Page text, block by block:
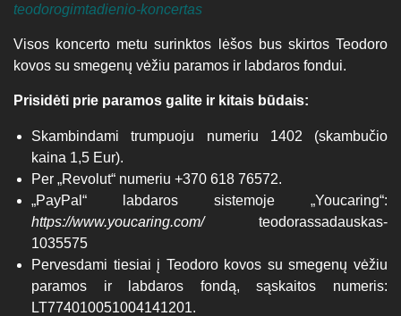
teodorogimtadienio-koncertas
Visos koncerto metu surinktos lėšos bus skirtos Teodoro
kovos su smegenų vėžiu paramos ir labdaros fondui.
Prisidėti prie paramos galite ir kitais būdais:
Skambindami trumpuoju numeriu 1402 (skambučio
kaina 1,5 Eur).
Per „Revolut“ numeriu +370 618 76572.
„PayPal“ labdaros sistemoje „Youcaring“:
https://www.youcaring.com/teodorassadauskas-
1035575
Pervesdami tiesiai į Teodoro kovos su smegenų vėžiu
paramos ir labdaros fondą, sąskaitos numeris:
LT774010051004141201.